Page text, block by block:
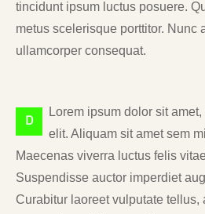
tincidunt ipsum luctus posuere.
metus scelerisque porttitor. Nunc
ullamcorper consequat.
D
Lorem ipsum dolor sit
elit. Aliquam sit amet sem
Maecenas viverra luctus felis
Suspendisse auctor imperdiet
Curabitur laoreet vulputate tellus,